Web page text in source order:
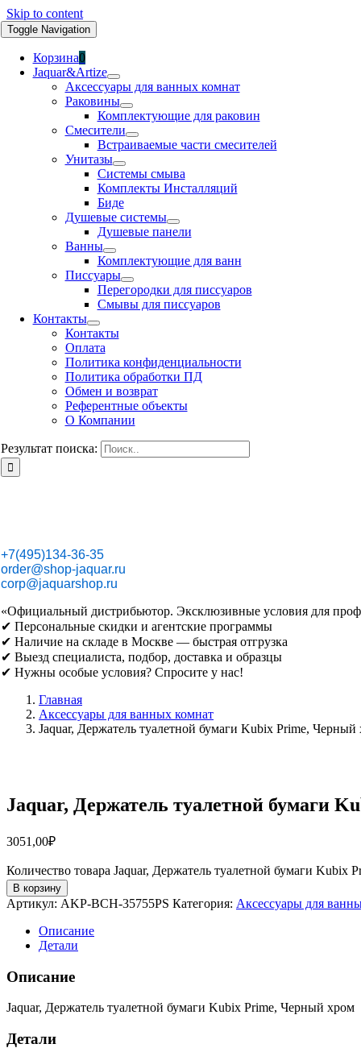
Skip to content
Toggle Navigation
Корзина0
Jaquar&Artize
Аксессуары для ванных комнат
Раковины
Комплектующие для раковин
Смесители
Встраиваемые части смесителей
Унитазы
Системы смыва
Комплекты Инсталляций
Биде
Душевые системы
Душевые панели
Ванны
Комплектующие для ванн
Писсуары
Перегородки для писсуаров
Смывы для писсуаров
Контакты
Контакты
Оплата
Политика конфиденциальности
Политика обработки ПД
Обмен и возврат
Референтные объекты
О Компании
Результат поиска:
+7(495)134-36-35
order@shop-jaquar.ru
corp@jaquarshop.ru
«Официальный дистрибьютор. Эксклюзивные условия для
✔ Персональные скидки и агентские программы
✔ Наличие на складе в Москве — быстрая отгрузка
✔ Выезд специалиста, подбор, доставка и образцы
✔ Нужны особые условия? Спросите у нас!
Главная
Аксессуары для ванных комнат
Jaquar, Держатель туалетной бумаги Kubix Prime,
Jaquar, Держатель туалетной бумаги
3051,00₽
Количество товара Jaquar, Держатель туалетной бумаги
В корзину
Артикул: AKP-BCH-35755PS Категория: Аксессуары для
Описание
Детали
Описание
Jaquar, Держатель туалетной бумаги Kubix Prime, Черный хром
Детали